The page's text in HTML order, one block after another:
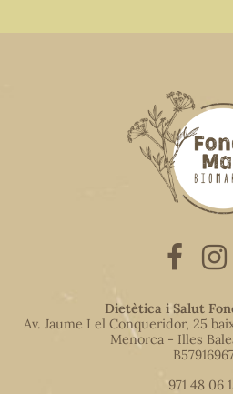
Dietètica i Salut
Av. Jaume I el Conqueridor, 25
Menorca - Illes
971 48 06